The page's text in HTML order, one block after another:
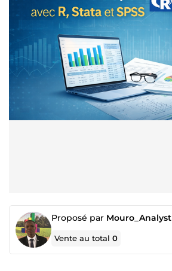
Proposé par Mouro_Analyst
Vente au total0